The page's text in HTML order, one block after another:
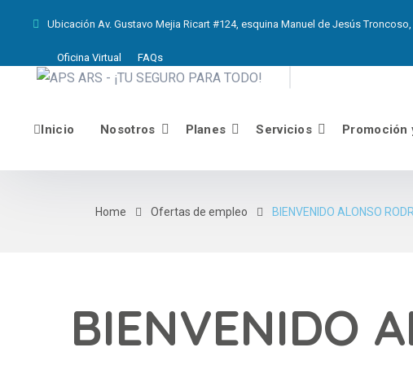
Ubicación Av. Gustavo Mejia Ricart #124, esquina Manuel de Jesús Troncoso,
Oficina Virtual FAQs
Inicio Nosotros Planes Servicios Promoción
Home Ofertas de empleo BIENVENIDO ALONSO
BIENVENIDO